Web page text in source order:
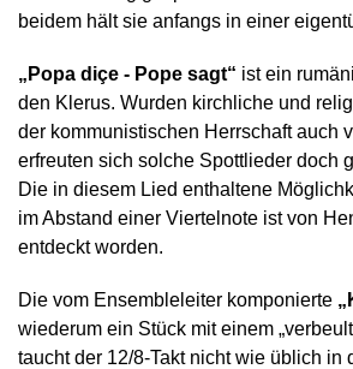
beidem hält sie anfangs in einer
„Popa diçe - Pope sagt“ ist ein
den Klerus. Wurden kirchliche und
der kommunistischen Herrschaft auch
erfreuten sich solche Spottlieder doch
Die in diesem Lied enthaltene
im Abstand einer Viertelnote ist von
entdeckt worden.
Die vom Ensembleleiter komponierte
wiederum ein Stück mit einem
taucht der 12/8-Takt nicht wie üblich in